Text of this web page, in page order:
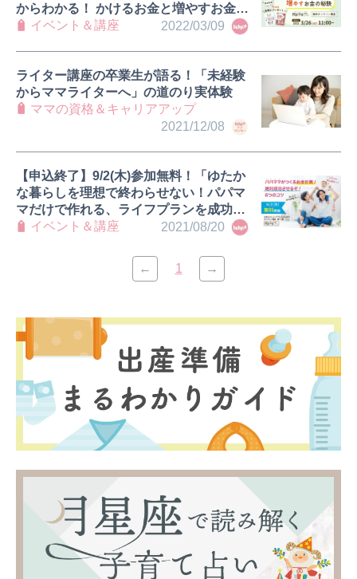
2022/03/09
からわかる！ かけるお金と増やすお金の
秘訣イベント＆講座
2021/12/08
ライター講座の卒業生が語る！「未経験
からママライターへ」の道のり実体験
ママの資格＆キャリアアップ
2021/08/20
【申込終了】9/2(木)参加無料！「ゆたか
な暮らしを理想で終わらせない！パパマ
マだけで作れる、ライフプランを成功さ
せる６つのコツ！」開催！｜babycoオ
イベント＆講座
← 1 →